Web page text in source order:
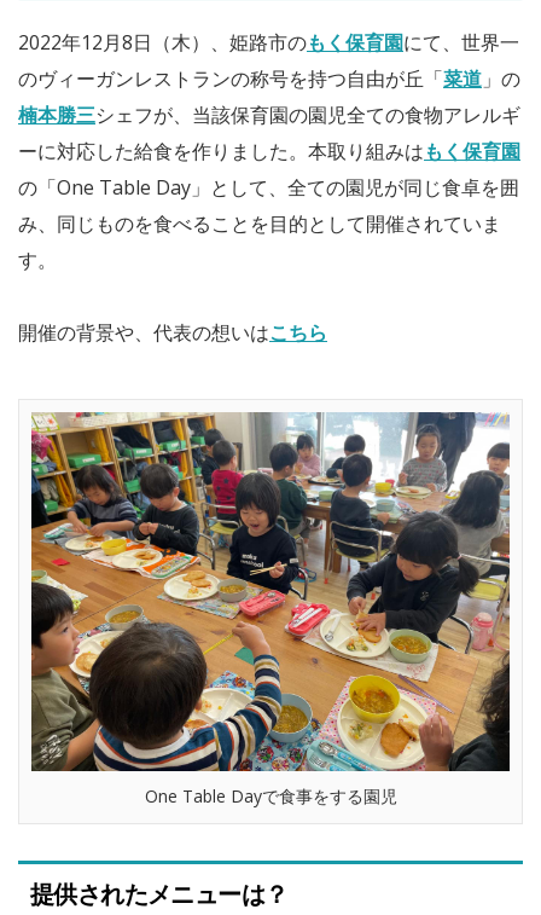
2022年12月8日（木）、姫路市のもく保育園にて、世界一
のヴィーガンレストランの称号を持つ自由が丘「菜道 」の
楠本勝三シェフが、当該保育園の園児全ての食物アレルギ
ーに対応した給食を作りました。本取り組みはもく保育園
の「One Table Day」として、全ての園児が同じ食卓を囲
み、同じものを食べることを目的として開催されていま
す。
開催の背景や、代表の想いはこちら
One Table Dayで食事をする園児
提供されたメニューは？